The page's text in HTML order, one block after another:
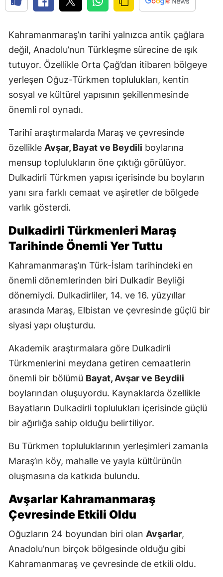
Kahramanmaraş’ın tarihi yalnızca antik çağlara
değil, Anadolu’nun Türkleşme sürecine de ışık
tutuyor. Özellikle Orta Çağ’dan itibaren bölgeye
yerleşen Oğuz-Türkmen toplulukları, kentin
sosyal ve kültürel yapısının şekillenmesinde
önemli rol oynadı.
Tarihî araştırmalarda Maraş ve çevresinde
özellikle Avşar, Bayat ve Beydili boylarına
mensup toplulukların öne çıktığı görülüyor.
Dulkadirli Türkmen yapısı içerisinde bu boyların
yanı sıra farklı cemaat ve aşiretler de bölgede
varlık gösterdi.
Dulkadirli Türkmenleri Maraş
Tarihinde Önemli Yer Tuttu
Kahramanmaraş’ın Türk-İslam tarihindeki en
önemli dönemlerinden biri Dulkadir Beyliği
dönemiydi. Dulkadirliler, 14. ve 16. yüzyıllar
arasında Maraş, Elbistan ve çevresinde güçlü bir
siyasi yapı oluşturdu.
Akademik araştırmalara göre Dulkadirli
Türkmenlerini meydana getiren cemaatlerin
önemli bir bölümü Bayat, Avşar ve Beydili
boylarından oluşuyordu. Kaynaklarda özellikle
Bayatların Dulkadirli toplulukları içerisinde güçlü
bir ağırlığa sahip olduğu belirtiliyor.
Bu Türkmen topluluklarının yerleşimleri zamanla
Maraş’ın köy, mahalle ve yayla kültürünün
oluşmasına da katkıda bulundu.
Avşarlar Kahramanmaraş
Çevresinde Etkili Oldu
Oğuzların 24 boyundan biri olan Avşarlar,
Anadolu’nun birçok bölgesinde olduğu gibi
Kahramanmaraş ve çevresinde de etkili oldu.